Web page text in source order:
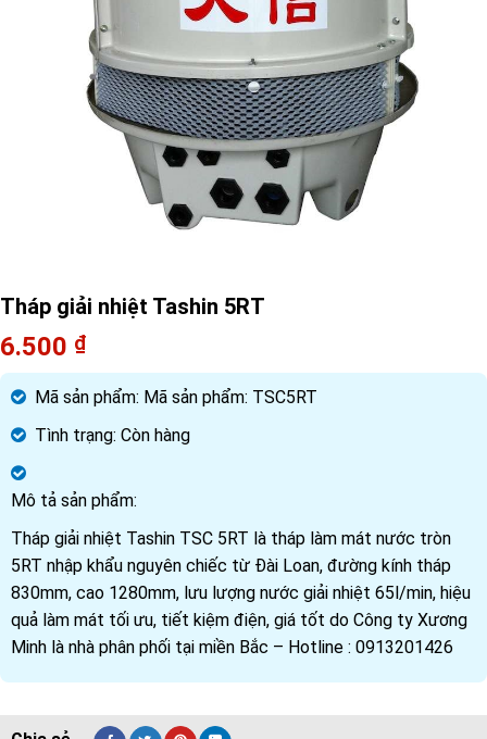
Tháp giải nhiệt Tashin 5RT
6.500 ₫
Mã sản phẩm: Mã sản phẩm: TSC5RT
Tình trạng: Còn hàng
Mô tả sản phẩm:
Tháp giải nhiệt Tashin TSC 5RT là tháp làm mát nước tròn
5RT nhập khẩu nguyên chiếc từ Đài Loan, đường kính tháp
830mm, cao 1280mm, lưu lượng nước giải nhiệt 65l/min, hiệu
quả làm mát tối ưu, tiết kiệm điện, giá tốt do Công ty Xương
Minh là nhà phân phối tại miền Bắc – Hotline : 0913201426